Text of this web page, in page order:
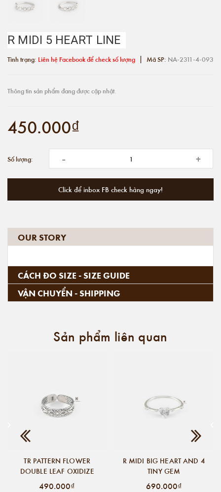
R MIDI 5 HEART LINE
Tình trạng: Liên hệ Facebook để check số lượng | Mã SP: NA-2311-4-093
Thông tin sản phẩm đang được cập nhật.
450.000₫
Số lượng: - +
Click để inbox FB check hàng ngay!
OUR STORY
CÁCH ĐO SIZE - SIZE GUIDE
VẬN CHUYỂN - SHIPPING
Sản phẩm liên quan
TR PATTERN FLOWER
DOUBLE LEAF OXIDIZE
490.000₫
R MIDI BIG HEART AND 4
TINY GEM
690.000₫